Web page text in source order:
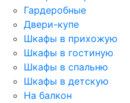
Гардеробные
Двери-купе
Шкафы в прихожую
Шкафы в гостиную
Шкафы в спальню
Шкафы в детскую
На балкон